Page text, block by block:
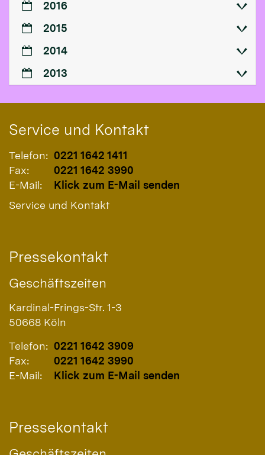
2016
2015
2014
2013
Service und Kontakt
Telefon: 0221 1642 1411
Fax:
0221 1642 3990
E-Mail:
Klick zum E-Mail senden
Service und Kontakt
Pressekontakt
Geschäftszeiten
Kardinal-Frings-Str. 1-3
50668 Köln
Telefon: 0221 1642 3909
Fax:
0221 1642 3990
E-Mail:
Klick zum E-Mail senden
Pressekontakt